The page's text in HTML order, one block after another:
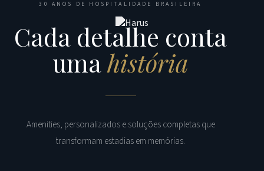
30 ANOS DE HOSPITALIDADE BRASILEIRA
Cada detalhe conta
umahistória
Amenities, personalizados e soluções completas que
transformam estadias em memórias.